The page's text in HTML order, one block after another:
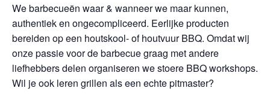
We barbecueën waar & wanneer we maar kunnen,
authentiek en ongecompliceerd. Eerlijke producten
bereiden op een houtskool- of houtvuur BBQ. Omdat wij
onze passie voor de barbecue graag met andere
liefhebbers delen organiseren we stoere BBQ workshops.
Wil je ook leren grillen als een echte pitmaster?